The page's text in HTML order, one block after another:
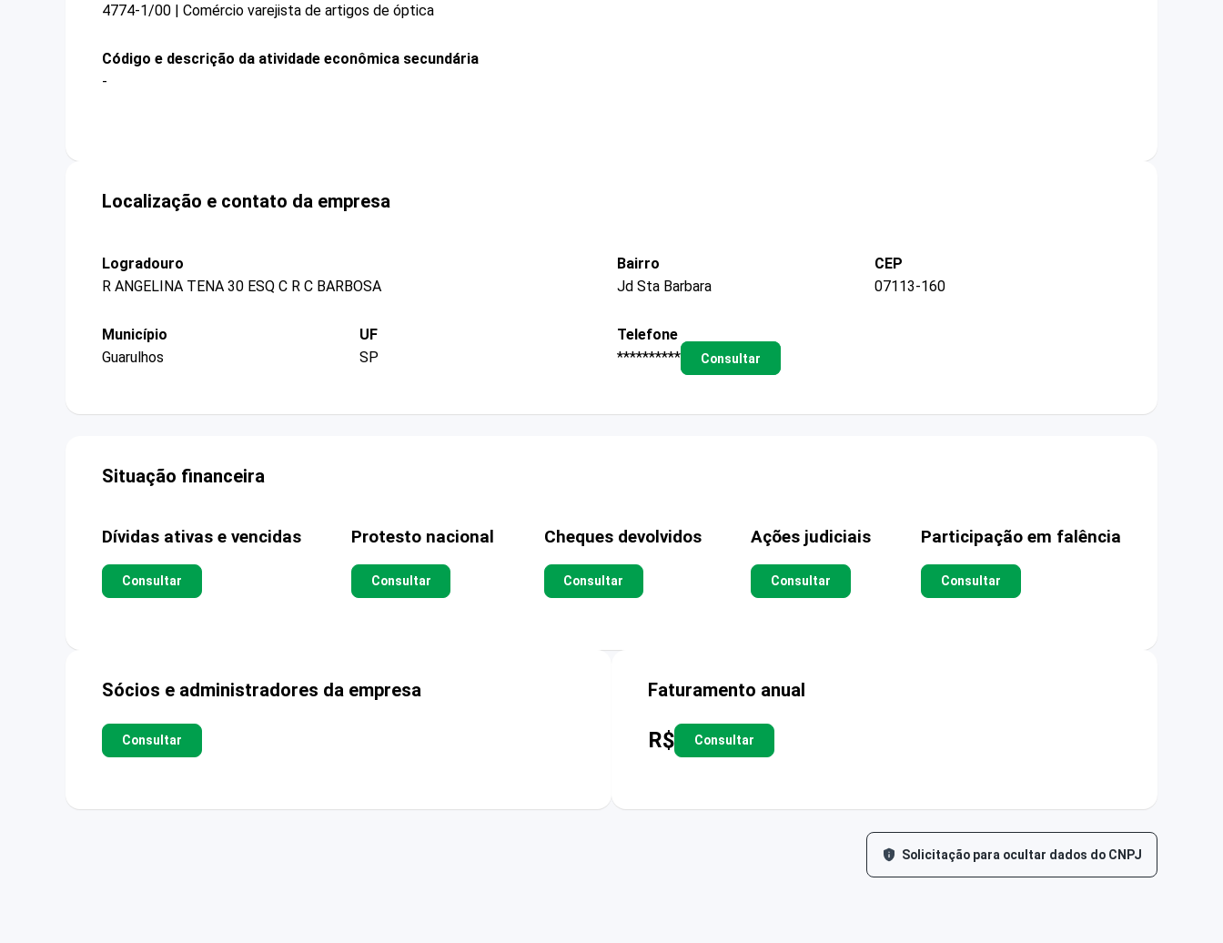
4774-1/00 | Comércio varejista de artigos de óptica
Código e descrição da atividade econômica secundária
-
Localização e contato da empresa
Logradouro
R ANGELINA TENA 30 ESQ C R C BARBOSA
Bairro
Jd Sta Barbara
CEP
07113-160
Município
Guarulhos
UF
SP
Telefone
**********
Consultar
Situação financeira
Dívidas ativas e vencidas
Consultar
Protesto nacional
Consultar
Cheques devolvidos
Consultar
Ações judiciais
Consultar
Participação em falência
Consultar
Sócios e administradores da empresa
Consultar
Faturamento anual
R$ Consultar
Solicitação para ocultar dados do CNPJ